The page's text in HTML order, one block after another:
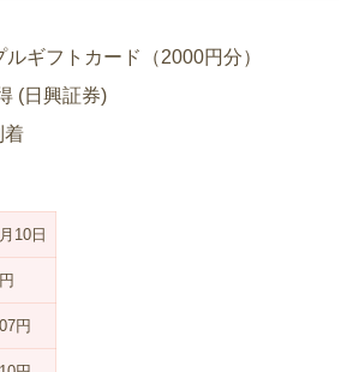
ギフトカード（2000円分）
(日興証券)
着
10日
円